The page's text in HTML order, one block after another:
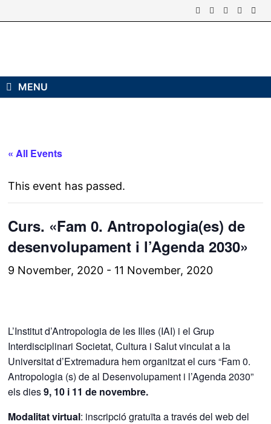
to
MENU
« All Events
This event has passed.
Curs. «Fam 0. Antropologia(es) de
desenvolupament i l’Agenda 2030»
9 November, 2020 - 11 November, 2020
L’Institut d’Antropologia de les Illes (IAI) i el Grup
Interdisciplinari Societat, Cultura i Salut vinculat a la
Universitat d’Extremadura hem organitzat el curs “Fam 0.
Antropologia (s) de al Desenvolupament i l’Agenda 2030”
els dies9, 10 i 11 de novembre.
Modalitat virtual: inscripció gratuïta a través del web del